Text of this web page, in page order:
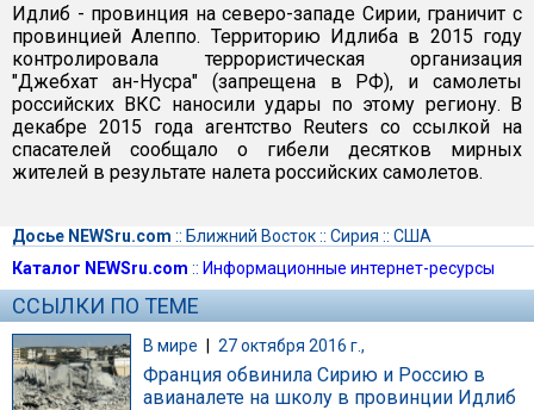
Идлиб - провинция на северо-западе Сирии, граничит с
провинцией Алеппо. Территорию Идлиба в 2015 году
контролировала террористическая организация
"Джебхат ан-Нусра" (запрещена в РФ), и самолеты
российских ВКС наносили удары по этому региону. В
декабре 2015 года агентство Reuters со ссылкой на
спасателей сообщало о гибели десятков мирных
жителей в результате налета российских самолетов.
Досье NEWSru.com :: Ближний Восток:: Сирия :: США
Каталог NEWSru.com :: Информационные интернет-ресурсы
ССЫЛКИ ПО ТЕМЕ
В мире | 27 октября 2016 г.,
Франция обвинила Сирию и Россию в
авианалете на школу в провинции Идлиб